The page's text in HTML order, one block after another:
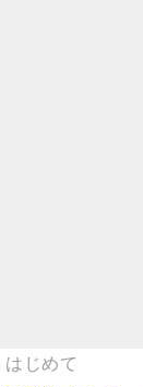
じめて